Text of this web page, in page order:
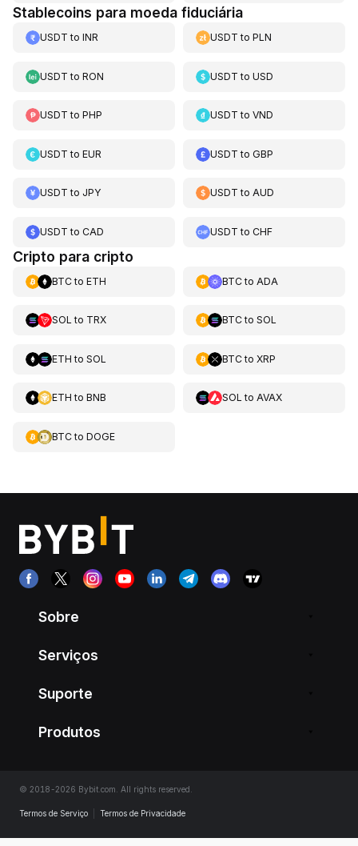
Stablecoins para moeda fiduciária
USDT to INR USDT toPLN
USDT to RON USDT toUSD
USDT to PHP USDT toVND
USDT to EUR USDT toGBP
USDT to JPY USDT toAUD
USDT to CAD USDT toCHF
Cripto para cripto
BTCto ETH BTCto ADA
SOL to TRX BTCto SOL
ETH to SOL BTCto XRP
ETH to BNB SOL to AVAX
BTCto DOGE
Sobre
Serviços
Suporte
Produtos
© 2018-2026 Bybit.com. All rights reserved.
Termos de Serviço Termos de Privacidade